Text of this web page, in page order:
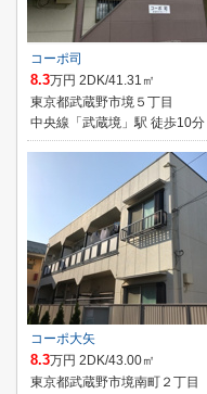
コーポ司
8.3万円 2DK/41.31㎡
東京都武蔵野市境５丁目
中央線「武蔵境」駅 徒歩10分
コーポ大矢
8.3万円 2DK/43.00㎡
東京都武蔵野市境南町２丁目